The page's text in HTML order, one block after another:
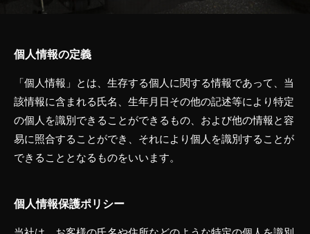
コ
リ
ー
ト
カ
ク
ロ
Policy
2023/04/04
by
個人情報の定義
「個人情報」とは、生存する個人に関する情報であって、当
該情報に含まれる氏名、生年月日その他の記述等により特定
の個人を識別できることができるもの、および他の情報と容
易に照合することができ、それにより個人を識別することが
できることとなるものをいいます。
個人情報保護ポリシー